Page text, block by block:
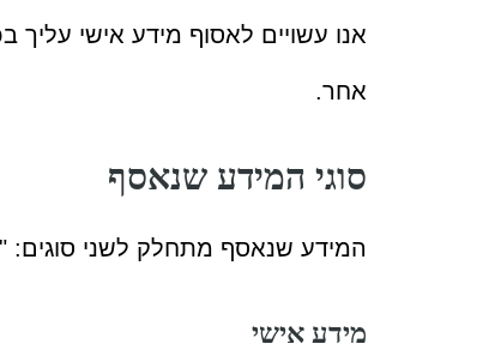
אנו עשויים לאסוף מידע אישי
אחר.
סוגי המידע שנאסף
המידע שנאסף מתחלק לשני סוגים:
מידע אישי